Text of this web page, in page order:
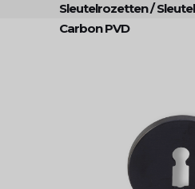
Sleutelrozetten/
Carbon PVD